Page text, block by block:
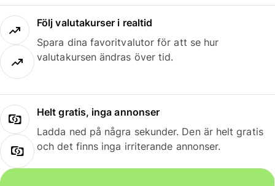
Följ valutakurser i realtid
Spara dina favoritvalutor för att se hur
valutakursen ändras över tid.
Helt gratis, inga annonser
Ladda ned på några sekunder. Den är helt gratis
och det finns inga irriterande annonser.